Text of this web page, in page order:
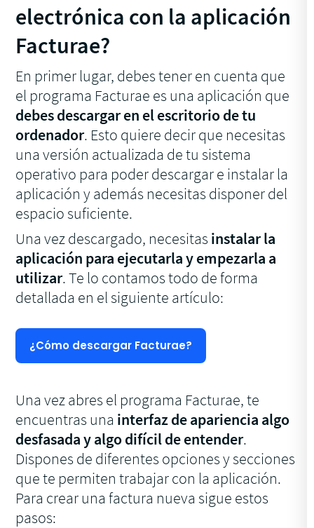
electrónica con la aplicación
Facturae?
En primer lugar, debes tener en cuenta que
el programa Facturae es una aplicación que
debes descargar en el escritorio de tu
ordenador. Esto quiere decir que necesitas
una versión actualizada de tu sistema
operativo para poder descargar e instalar la
aplicación y además necesitas disponer del
espacio suficiente.
Una vez descargado, necesitas instalar la
aplicación para ejecutarla y empezarla a
utilizar. Te lo contamos todo de forma
detallada en el siguiente artículo:
¿Cómo descargar Facturae?
Una vez abres el programa Facturae, te
encuentras una interfaz de apariencia algo
desfasada y algo difícil de entender.
Dispones de diferentes opciones y secciones
que te permiten trabajar con la aplicación.
Para crear una factura nueva sigue estos
pasos: